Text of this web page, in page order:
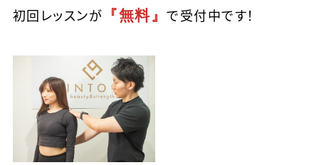
初回レッスンが 『無料』で受付中です！